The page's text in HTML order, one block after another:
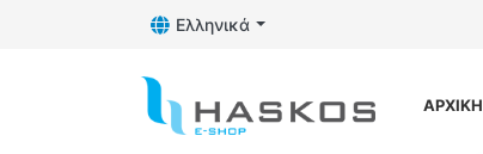
Ελληνικά
Toggle Dropdown
ΑΡΧΙΚΉ